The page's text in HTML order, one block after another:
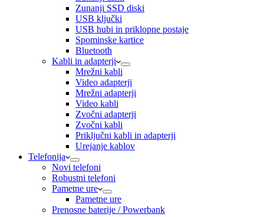
Zunanji SSD diski
USB ključki
USB hubi in priklopne postaje
Spominske kartice
Bluetooth
Kabli in adapterji
Mrežni kabli
Video adapterji
Mrežni adapterji
Video kabli
Zvočni adapterji
Zvočni kabli
Priključni kabli in adapterji
Urejanje kablov
Telefonija
Novi telefoni
Robustni telefoni
Pametne ure
Pametne ure
Prenosne baterije / Powerbank